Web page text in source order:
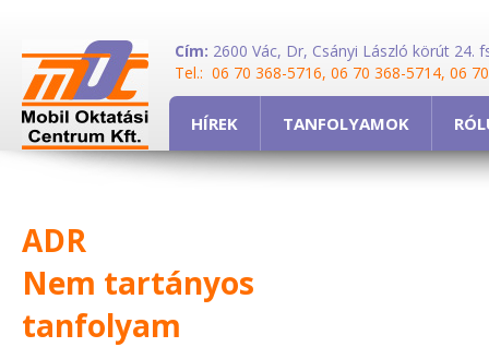
HÍREK TANFOLYAMOK
Cím: 2600 Vác, Dr, Csányi László körút 24.
Tel.: 06 70 368-5716, 06 70 368-5714, 06
ADR
Nem tartányos
tanfolyam